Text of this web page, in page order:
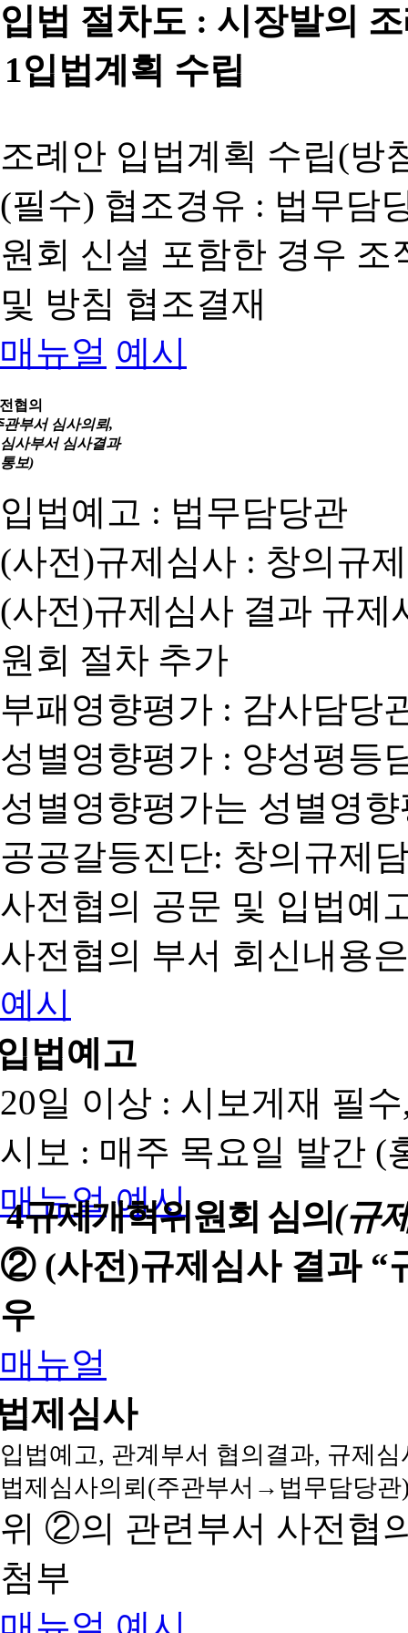
입법 절차도 : 시장발의
1입법계획 수립
조례안 입법계획 수립(방
(필수) 협조경유 : 법무담
원회 신설 포함한 경우
및 방침 협조결재
매뉴얼 예시
협의
관부서 심사의뢰,
심사부서 심사결과
통보)
입법예고 : 법무담당관
(사전)규제심사 : 창의규
(사전)규제심사 결과 규
원회 절차 추가
부패영향평가 : 감사담당
성별영향평가 : 양성평등
성별영향평가는 성별영
공공갈등진단: 창의규제
사전협의 공문 및 입법예
사전협의 부서 회신내용
예시
법예고
20일 이상 : 시보게재 필
시보 : 매주 목요일 발간 (
매뉴얼 예시
4규제개혁위원회 심의(규
② (사전)규제심사 결과 “
우
매뉴얼
제심사
입법예고, 관계부서 협의결과, 규제
법제심사의뢰(주관부서→법무담당
위 ②의 관련부서 사전협
첨부